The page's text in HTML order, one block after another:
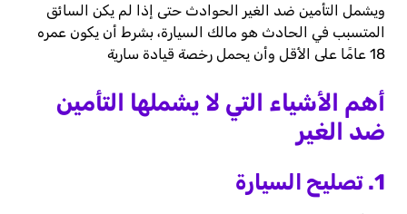
ويشمل التأمين ضد الغير الحوادث حتى إذا لم يكن السائق
المتسبب في الحادث هو مالك السيارة، بشرط أن يكون عمره
18 عامًا على الأقل وأن يحمل رخصة قيادة سارية
أهم الأشياء التي لا يشملها التأمين
ضد الغير
1. تصليح السيارة